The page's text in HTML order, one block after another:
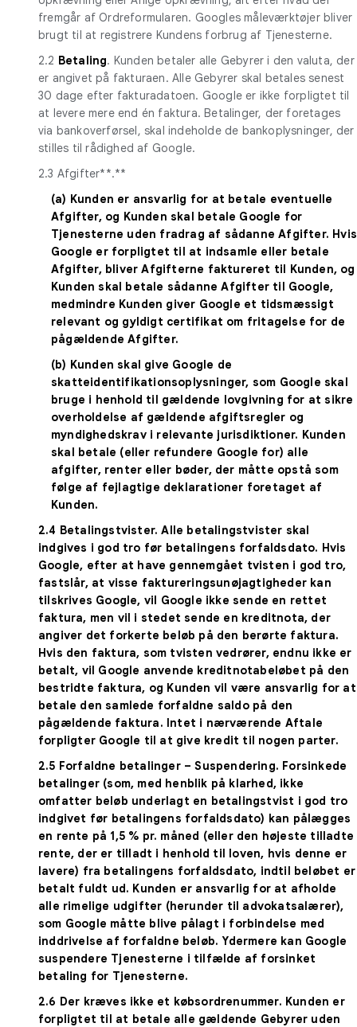
fremgår af Ordreformularen. Googles måleværktøjer bliver
brugt til at registrere Kundens forbrug af Tjenesterne.
2.2 Betaling. Kunden betaler alle Gebyrer i den valuta, der
er angivet på fakturaen. Alle Gebyrer skal betales senest
30 dage efter fakturadatoen. Google er ikke forpligtet til
at levere mere end én faktura. Betalinger, der foretages
via bankoverførsel, skal indeholde de bankoplysninger, der
stilles til rådighed af Google.
2.3 Afgifter**.**
(a) Kunden er ansvarlig for at betale eventuelle
Afgifter, og Kunden skal betale Google for
Tjenesterne uden fradrag af sådanne Afgifter. Hvis
Google er forpligtet til at indsamle eller betale
Afgifter, bliver Afgifterne faktureret til Kunden, og
Kunden skal betale sådanne Afgifter til Google,
medmindre Kunden giver Google et tidsmæssigt
relevant og gyldigt certifikat om fritagelse for de
pågældende Afgifter.
(b) Kunden skal give Google de
skatteidentifikationsoplysninger, som Google skal
bruge i henhold til gældende lovgivning for at sikre
overholdelse af gældende afgiftsregler og
myndighedskrav i relevante jurisdiktioner. Kunden
skal betale (eller refundere Google for) alle
afgifter, renter eller bøder, der måtte opstå som
følge af fejlagtige deklarationer foretaget af
Kunden.
2.4 Betalingstvister. Alle betalingstvister skal
indgives i god tro før betalingens forfaldsdato. Hvis
Google, efter at have gennemgået tvisten i god tro,
fastslår, at visse faktureringsunøjagtigheder kan
tilskrives Google, vil Google ikke sende en rettet
faktura, men vil i stedet sende en kreditnota, der
angiver det forkerte beløb på den berørte faktura.
Hvis den faktura, som tvisten vedrører, endnu ikke er
betalt, vil Google anvende kreditnotabeløbet på den
bestridte faktura, og Kunden vil være ansvarlig for at
betale den samlede forfaldne saldo på den
pågældende faktura. Intet i nærværende Aftale
forpligter Google til at give kredit til nogen parter.
2.5 Forfaldne betalinger – Suspendering. Forsinkede
betalinger (som, med henblik på klarhed, ikke
omfatter beløb underlagt en betalingstvist i god tro
indgivet før betalingens forfaldsdato) kan pålægges
en rente på 1,5 % pr. måned (eller den højeste tilladte
rente, der er tilladt i henhold til loven, hvis denne er
lavere) fra betalingens forfaldsdato, indtil beløbet er
betalt fuldt ud. Kunden er ansvarlig for at afholde
alle rimelige udgifter (herunder til advokatsalærer),
som Google måtte blive pålagt i forbindelse med
inddrivelse af forfaldne beløb. Ydermere kan Google
suspendere Tjenesterne i tilfælde af forsinket
betaling for Tjenesterne.
2.6 Der kræves ikke et købsordrenummer. Kunden er
forpligtet til at betale alle gældende Gebyrer uden